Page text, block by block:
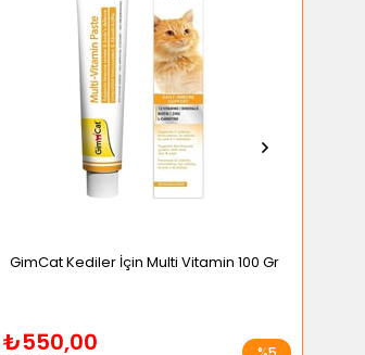
GimCat Kediler İçin Multi Vitamin 100 Gr
₺550,00